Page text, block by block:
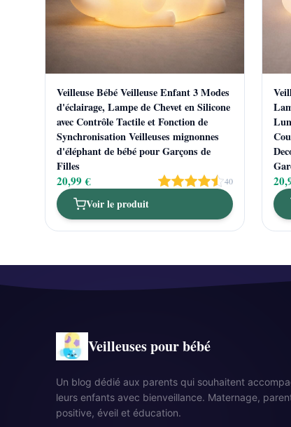
Veilleuse Bébé Veilleuse Enfant 3 Modes
d'éclairage, Lampe de Chevet en Silicone
avec Contrôle Tactile et Fonction de
Synchronisation Veilleuses mignonnes
d'éléphant de bébé pour Garçons de
Filles
20,99 € 40
Voir le produit
Veilleuses pour bébé
Un blog dédié aux parents qui souhaitent
leurs enfants avec bienveillance. Maternage,
positive, éveil et éducation.